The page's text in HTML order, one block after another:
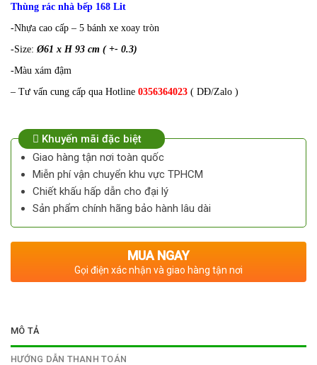
Thùng rác nhà bếp 168 Lit
-Nhựa cao cấp – 5 bánh xe xoay tròn
-Size: Ø61 x H 93 cm ( +- 0.3)
-Màu xám đậm
– Tư vấn cung cấp qua Hotline 0356364023 ( DĐ/Zalo )
Khuyến mãi đặc biệt
Giao hàng tận nơi toàn quốc
Miễn phí vận chuyển khu vực TPHCM
Chiết khấu hấp dẫn cho đại lý
Sản phẩm chính hãng bảo hành lâu dài
MUA NGAY
Gọi điện xác nhận và giao hàng tận nơi
MÔ TẢ
HƯỚNG DẪN THANH TOÁN